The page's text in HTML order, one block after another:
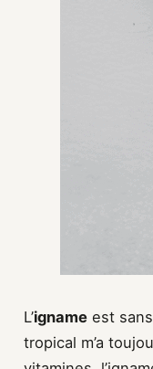
L’igname est
tropical m’a